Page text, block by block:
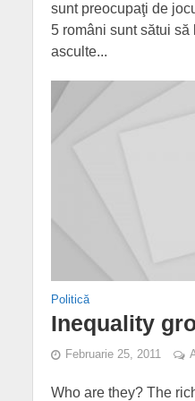
sunt preocupaţi de
5 români sunt sătui
asculte...
Politică
Inequality
Februarie 25, 2011
Who are they? The